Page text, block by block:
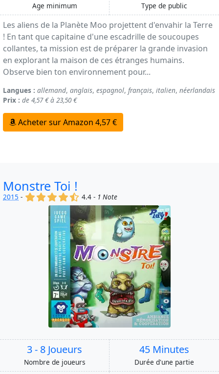
Age minimum Type de public
Les aliens de la Planète Moo projettent d'envahir la Terre
! En tant que capitaine d'une escadrille de soucoupes
collantes, ta mission est de préparer la grande invasion
en explorant la maison de ces étranges humains.
Observe bien ton environnement pour...
Langues : allemand, anglais, espagnol, français, italien, néerlandais
Prix : de 4,57 € à 23,50 €
Acheter sur Amazon 4,57 €
Monstre Toi !
2015 - (x) (x) (x) (x) (,)
4.4 - 1 Note
3 - 8 Joueurs
Nombre de joueurs
45 Minutes
Durée d'une partie